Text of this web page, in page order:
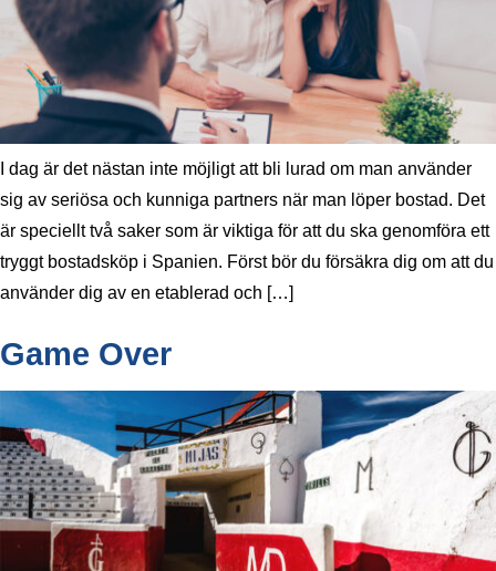
I dag är det nästan inte möjligt att bli lurad om man använder
sig av seriösa och kunniga partners när man löper bostad. Det
är speciellt två saker som är viktiga för att du ska genomföra ett
tryggt bostadsköp i Spanien. Först bör du försäkra dig om att du
använder dig av en etablerad och […]
Game Over